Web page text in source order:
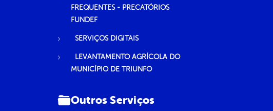
FREQUENTES - PRECATÓRIOS
FUNDEF
SERVIÇOS DIGITAIS
LEVANTAMENTO AGRÍCOLA DO
MUNICÍPIO DE TRIUNFO
Outros Serviços